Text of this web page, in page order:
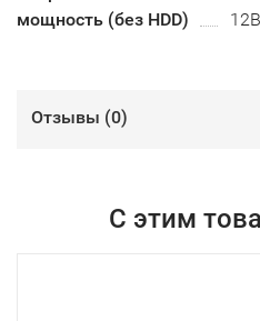
мощность (без HDD)
Отзывы (0)
С этим